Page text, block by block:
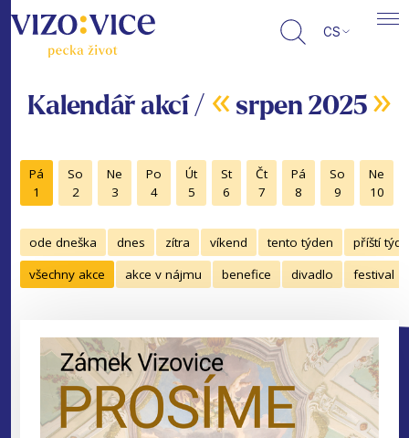
CS
Kalendář akcí / « srpen 2025 »
Pá
1
So
2
Ne
3
Po
4
Út
5
St
6
Čt
7
Pá
8
So
9
Ne
10
ode dneška dnes zítra víkend tento týden
příští
všechny akce
akce v nájmu benefice divadlo festival